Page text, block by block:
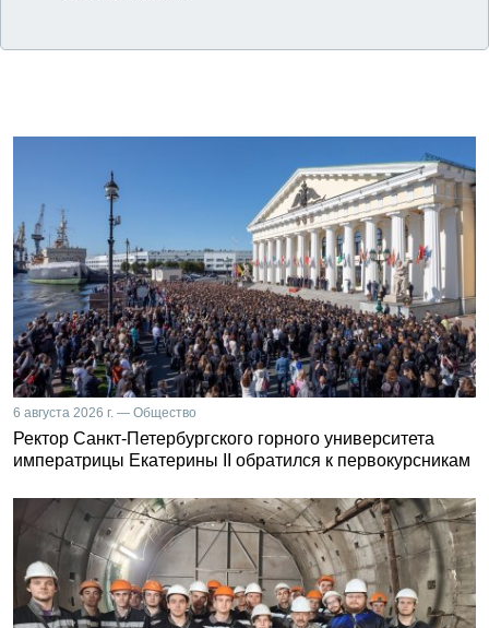
6 августа 2026 г. — Общество
Ректор Санкт-Петербургского горного университета
императрицы Екатерины II обратился к первокурсникам